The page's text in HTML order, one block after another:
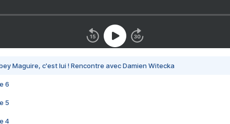
Maguire, c'est lui ! Rencontre avec Damien Witecka
6
5
4